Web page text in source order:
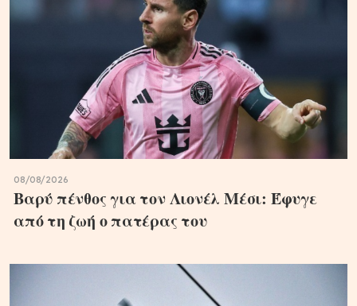
08/08/2026
Βαρύ πένθος για τον Λιονέλ Μέσι: Έφυγε
από τη ζωή ο πατέρας του